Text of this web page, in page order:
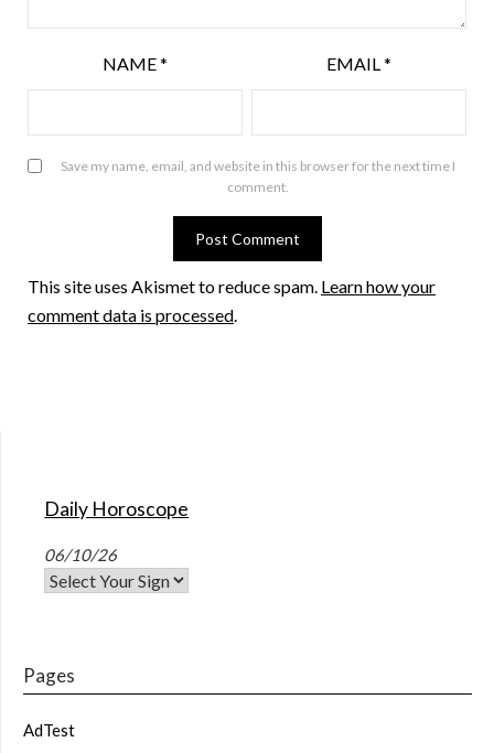
NAME* EMAIL*
Save my name, email, and website in this browser for the next time I
comment.
This site uses Akismet to reduce spam. Learn how your
comment data is processed.
Daily Horoscope
06/10/26
Pages
AdTest